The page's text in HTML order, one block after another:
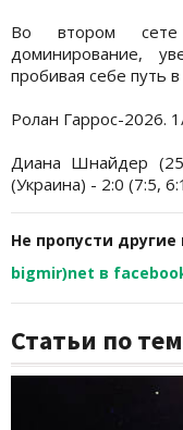
Во втором сете
доминирование,
пробивая себе путь
Ролан Гаррос-2026.
Диана Шнайдер
(Украина) - 2:0 (7:5,
Не пропусти
bigmir)net в
Статьи по